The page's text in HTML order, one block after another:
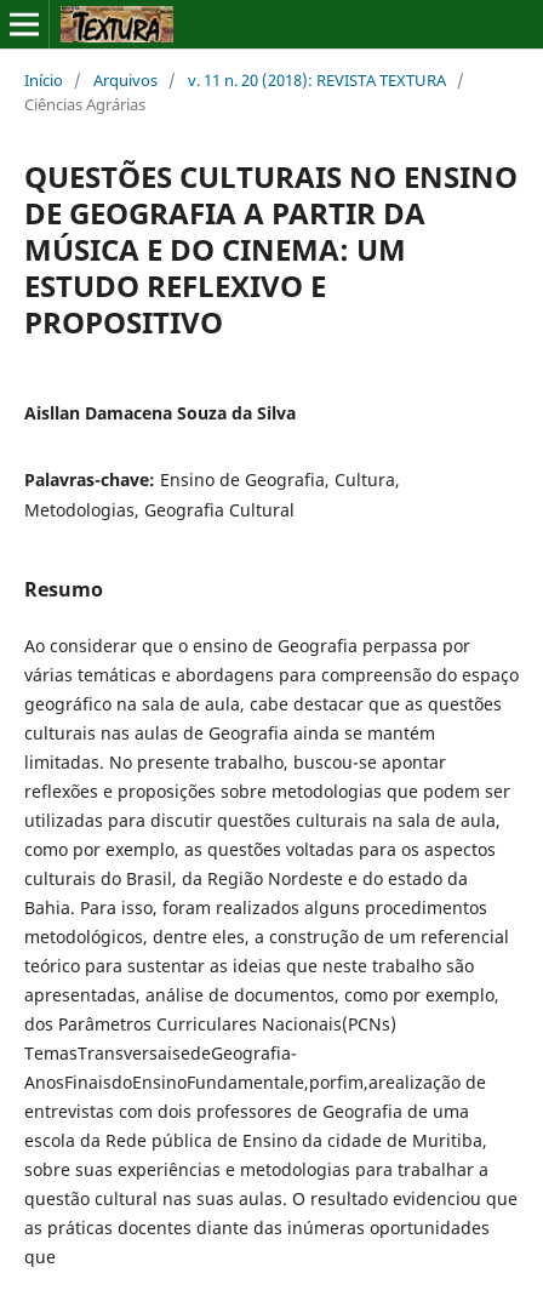
Início / Arquivos / v. 11 n. 20 (2018): REVISTA TEXTURA /
Ciências Agrárias
QUESTÕES CULTURAIS NO ENSINO
DE GEOGRAFIA A PARTIR DA
MÚSICA E DO CINEMA: UM
ESTUDO REFLEXIVO E
PROPOSITIVO
Aisllan Damacena Souza da Silva
Palavras-chave: Ensino de Geografia, Cultura,
Metodologias, Geografia Cultural
Resumo
Ao considerar que o ensino de Geografia perpassa por
várias temáticas e abordagens para compreensão do espaço
geográfico na sala de aula, cabe destacar que as questões
culturais nas aulas de Geografia ainda se mantém
limitadas. No presente trabalho, buscou-se apontar
reflexões e proposições sobre metodologias que podem ser
utilizadas para discutir questões culturais na sala de aula,
como por exemplo, as questões voltadas para os aspectos
culturais do Brasil, da Região Nordeste e do estado da
Bahia. Para isso, foram realizados alguns procedimentos
metodológicos, dentre eles, a construção de um referencial
teórico para sustentar as ideias que neste trabalho são
apresentadas, análise de documentos, como por exemplo,
dos Parâmetros Curriculares Nacionais(PCNs)
TemasTransversaisedeGeografia-
AnosFinaisdoEnsinoFundamentale,porfim,arealização de
entrevistas com dois professores de Geografia de uma
escola da Rede pública de Ensino da cidade de Muritiba,
sobre suas experiências e metodologias para trabalhar a
questão cultural nas suas aulas. O resultado evidenciou que
as práticas docentes diante das inúmeras oportunidades
que